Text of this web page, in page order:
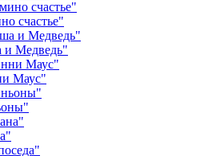
счастье"
Медведь"
Маус"